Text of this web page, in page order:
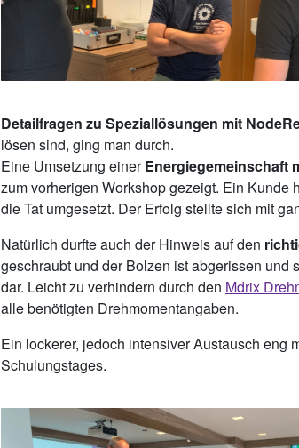
Detailfragen zu Speziallösungen mit
lösen sind, ging man durch.
Eine Umsetzung einerEnergiegemeinschaft
zum vorherigen Workshop gezeigt. Ein Kunde
die Tat umgesetzt. Der Erfolg stellte sich mit
Natürlich durfte auch der Hinweis auf den
geschraubt und der Bolzen ist abgerissen
dar. Leicht zu verhindern durch den Mdrix
alle benötigten Drehmomentangaben.
Ein lockerer, jedoch intensiver Austausch eng
Schulungstages.